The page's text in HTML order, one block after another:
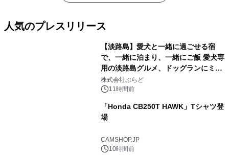
人気のプレスリリース
【淡路島】愛犬と一緒に過ごせる宿
で、一緒に泊まり、一緒にご飯 愛犬専
用の淡路島グルメ、ドッグランにミニ
プール グランピングとトレーラーハウ
スの2施設で
株式会社ぷらど
11時間前
「Honda CB250T HAWK」Tシャツ登
場
CAMSHOP.JP
10時間前